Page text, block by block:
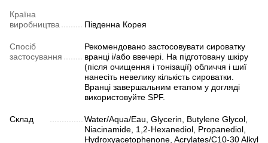
Країна
виробництва
Південна Корея
Спосіб
застосування
Рекомендовано застосовувати сироватку
вранці і/або ввечері. На підготовану шкіру
(після очищення і тонізації) обличчя і шиї
нанесіть невелику кількість сироватки.
Вранці завершальним етапом у догляді
використовуйте SPF.
Склад
Water/Aqua/Eau, Glycerin, Butylene Glycol,
Niacinamide, 1,2-Hexanediol, Propanediol,
Hydroxyacetophenone, Acrylates/C10-30 Alkyl